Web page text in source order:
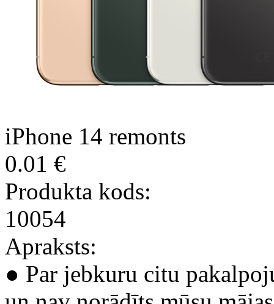
iPhone 14 remonts
0.01 €
Produkta kods:
10054
Apraksts:
● Par jebkuru citu